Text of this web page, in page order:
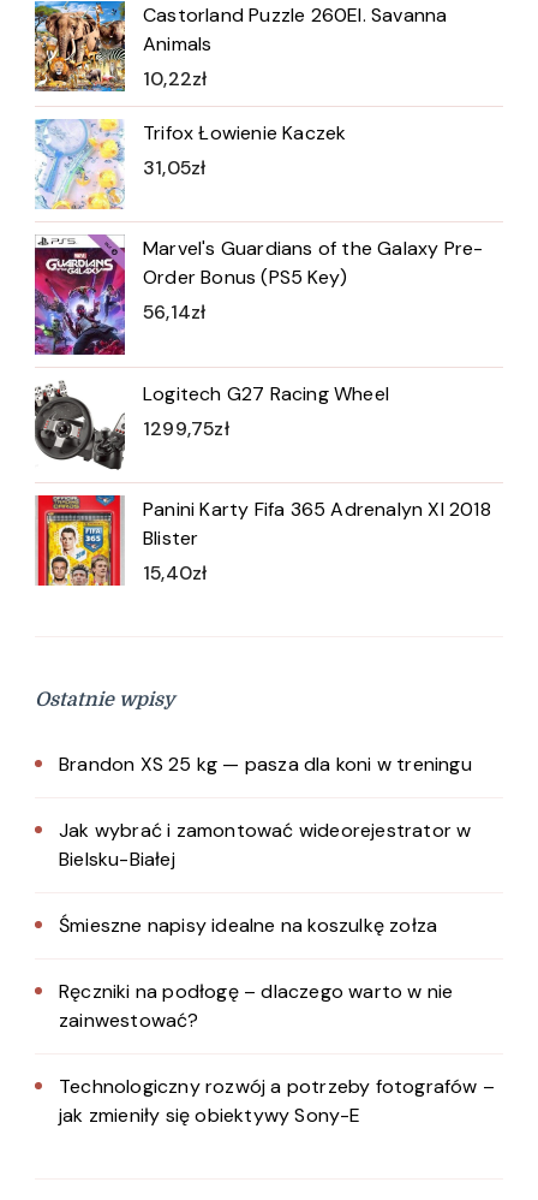
Castorland Puzzle 260El. Savanna
Animals
10,22zł
Trifox Łowienie Kaczek
31,05zł
Marvel's Guardians of the Galaxy Pre-
Order Bonus (PS5 Key)
56,14zł
Logitech G27 Racing Wheel
1299,75zł
Panini Karty Fifa 365 Adrenalyn Xl 2018
Blister
15,40zł
Ostatnie wpisy
Brandon XS 25 kg — pasza dla koni w treningu
Jak wybrać i zamontować wideorejestrator w
Bielsku-Białej
Śmieszne napisy idealne na koszulkę zołza
Ręczniki na podłogę – dlaczego warto w nie
zainwestować?
Technologiczny rozwój a potrzeby fotografów –
jak zmieniły się obiektywy Sony-E